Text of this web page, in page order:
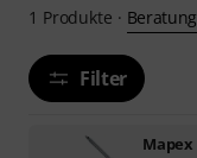
1 Produkte · Beratung
Filter
Mapex